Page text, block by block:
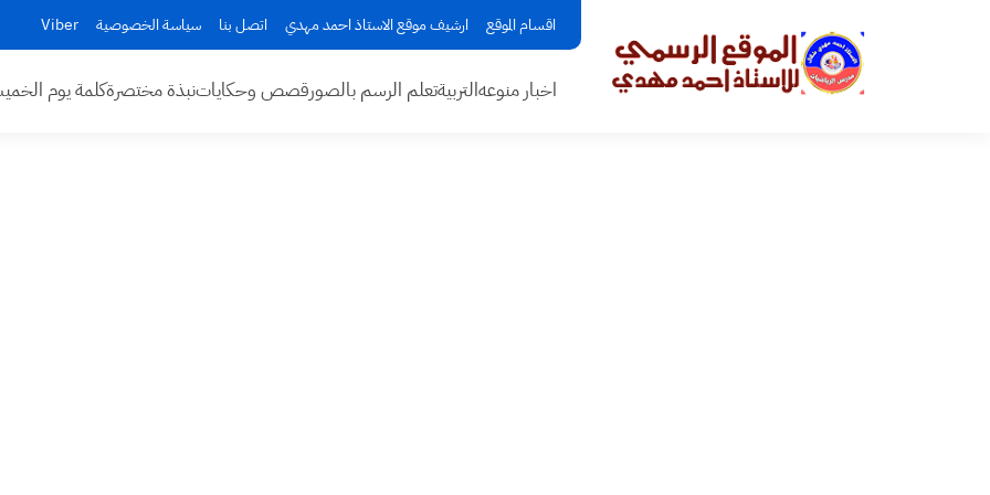
اقسام الموقع ارشيف موقع الاستاذ احمد مهدي اتصل بنا سياسة الخصوصية Viber
اخبار منوعهالتربيةتعلم الرسم بالصورقصص وحكاياتنبذة مختصرةكلمة يوم